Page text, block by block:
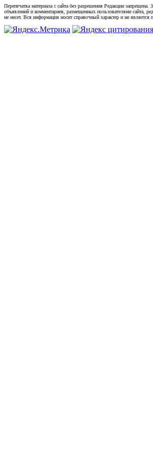
Перепечатка материала с сайта без разрешения Редакции запрещена.
объявлений и комментариев, размещенных пользователями сайта,
не несет. Вся информация носит справочный характер и не является